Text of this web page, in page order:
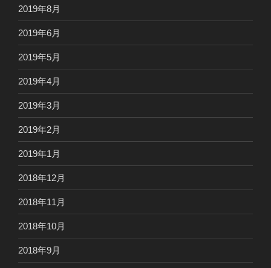
2019年8月
2019年6月
2019年5月
2019年4月
2019年3月
2019年2月
2019年1月
2018年12月
2018年11月
2018年10月
2018年9月